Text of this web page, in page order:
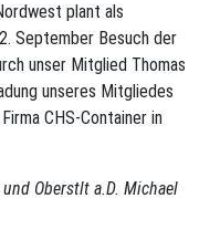
plant als
September Besuch der
unser Mitglied Thomas
unseres Mitgliedes
CHS-Container in
Oberstlt a.D. Michael